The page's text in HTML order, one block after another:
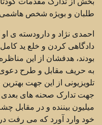
طلبان و بویژه شخص هاشمی
احمدی نژاد و دارودسته ی او
دادگاهی کردن و خلع ید
بودند، هدفشان از این
به حریف مقابل و طرح
تلویزیونی از این جهت
جهت تدارک صحنه های بعدی
میلیون بیننده و در مقابل
خود وارد آورد که می رفت